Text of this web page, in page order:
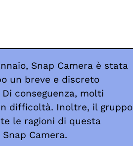
Snap Camera è stata
un breve e discreto
conseguenza, molti
difficoltà. Inoltre, il gruppo
le ragioni di questa
Camera.